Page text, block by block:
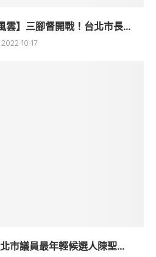
雲】三腳督開戰！台北市長...
2022-10-17
市議員最年輕候選人陳聖...